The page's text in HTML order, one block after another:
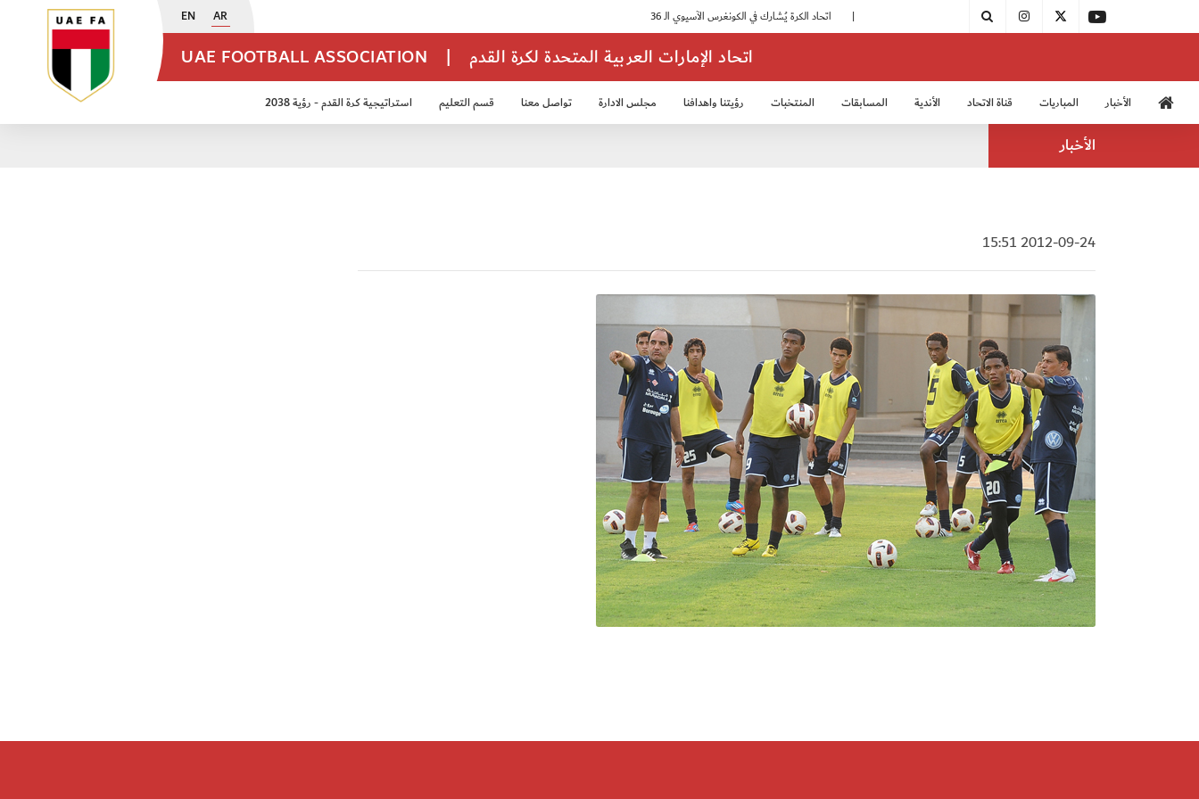
EN AR اتحاد الكرة يُشارك في الكونغرس الآسيوي الـ 36 |
UAE FOOTBALL ASSOCIATION | اتحاد الإمارات العربية المتحدة لكرة القدم
الأخبار المباريات قناة الاتحاد الأندية المسابقات المنتخبات رؤيتنا واهدافنا مجلس الادارة تواصل معنا قسم التعليم استراتيجية كرة القدم - رؤية 2038
الأخبار
2012-09-24 15:51